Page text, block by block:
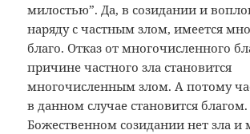
милостью”. Да, в созидании и
наряду с частным злом, имеется
благо. Отказ от многочисленного
причине частного зла становится
многочисленным злом. А потому
в данном случае становится
Божественном созидании нет зла и